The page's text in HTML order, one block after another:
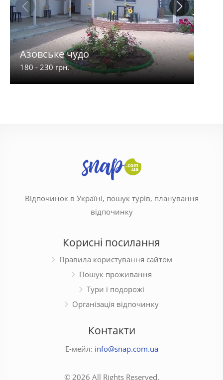
Азовське чудо
180 - 230 грн.
Відпочинок в Україні, пошук турів, планування
відпочинку
Корисні посилання
Правила користування сайтом
Пошук проживання
Тури і подорожі
Організація відпочинку
Контакти
Е-мейл: info@snap.com.ua
© 2026 All Rights Reserved.